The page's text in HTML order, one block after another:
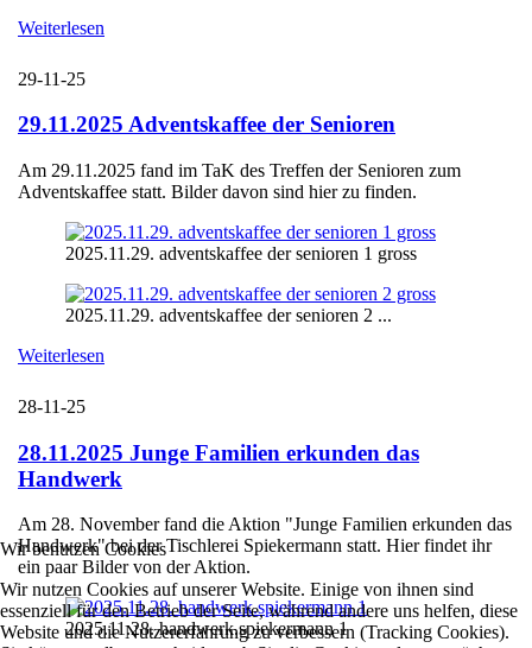
Weiterlesen
29-11-25
29.11.2025 Adventskaffee der Senioren
Am 29.11.2025 fand im TaK des Treffen der Senioren zum
Adventskaffee statt. Bilder davon sind hier zu finden.
2025.11.29. adventskaffee der senioren 1 gross
2025.11.29. adventskaffee der senioren 2 ...
Weiterlesen
28-11-25
28.11.2025 Junge Familien erkunden das
Handwerk
Am 28. November fand die Aktion "Junge Familien erkunden das
Handwerk" bei der Tischlerei Spiekermann statt. Hier findet ihr
ein paar Bilder von der Aktion.
2025.11.28. handwerk.spiekermann 1
Wir benutzen Cookies
Wir nutzen Cookies auf unserer Website. Einige von ihnen sind
essenziell für den Betrieb der Seite, während andere uns helfen, diese
Website und die Nutzererfahrung zu verbessern (Tracking Cookies).